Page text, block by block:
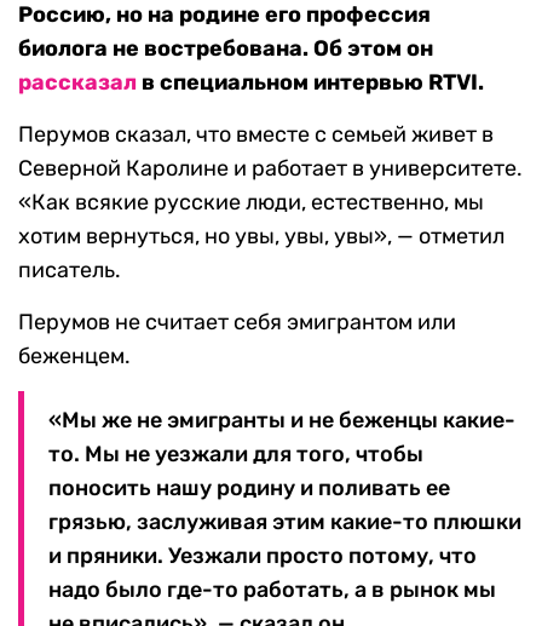
Россию, но на родине его профессия
биолога не востребована. Об этом он
рассказал в специальном интервью RTVI.
Перумов сказал, что вместе с семьей живет в
Северной Каролине и работает в университете.
«Как всякие русские люди, естественно, мы
хотим вернуться, но увы, увы, увы», — отметил
писатель.
Перумов не считает себя эмигрантом или
беженцем.
«Мы же не эмигранты и не беженцы какие-
то. Мы не уезжали для того, чтобы
поносить нашу родину и поливать ее
грязью, заслуживая этим какие-то плюшки
и пряники. Уезжали просто потому, что
надо было где-то работать, а в рынок мы